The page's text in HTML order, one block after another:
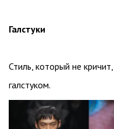
Галстуки
Стиль, который не
галстуком.